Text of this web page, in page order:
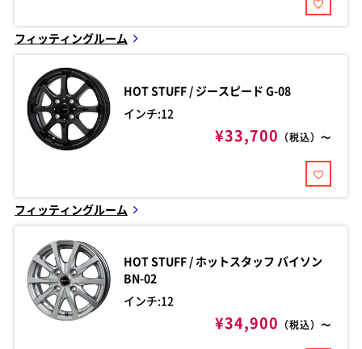
フィッティングルーム
HOT STUFF / ジースピード G-08
インチ:12
¥33,700 （税込）〜
フィッティングルーム
HOT STUFF / ホットスタッフ バイソン
BN-02
インチ:12
¥34,900 （税込）〜